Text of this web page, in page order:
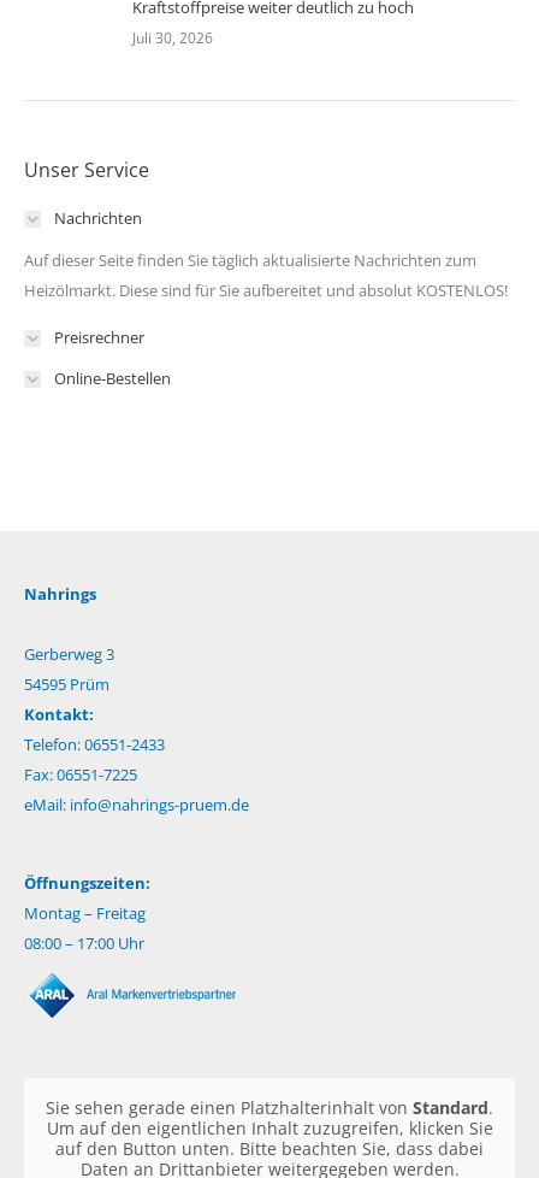
Kraftstoffpreise weiter deutlich zu hoch
Juli 30, 2026
Unser Service
Nachrichten
Auf dieser Seite finden Sie täglich aktualisierte Nachrichten zum
Heizölmarkt. Diese sind für Sie aufbereitet und absolut KOSTENLOS!
Preisrechner
Online-Bestellen
Nahrings
Gerberweg 3
54595 Prüm
Kontakt:
Telefon: 06551-2433
Fax: 06551-7225
eMail: info@nahrings-pruem.de
Öffnungszeiten:
Montag – Freitag
08:00 – 17:00 Uhr
Sie sehen gerade einen Platzhalterinhalt von Standard.
Um auf den eigentlichen Inhalt zuzugreifen, klicken Sie
auf den Button unten. Bitte beachten Sie, dass dabei
Daten an Drittanbieter weitergegeben werden.